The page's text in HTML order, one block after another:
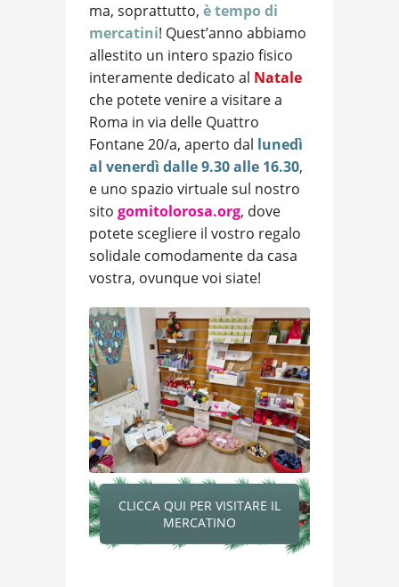
ma, soprattutto, è tempo di
mercatini! Quest’anno abbiamo
allestito un intero spazio fisico
interamente dedicato al Natale
che potete venire a visitare a
Roma in via delle Quattro
Fontane 20/a, aperto dal lunedì
al venerdì dalle9.30 alle 16.30,
e uno spazio virtuale sul nostro
sito gomitolorosa.org, dove
potete scegliere il vostro regalo
solidale comodamente da casa
vostra, ovunque voi siate!
CLICCA QUI PER VISITARE IL
MERCATINO